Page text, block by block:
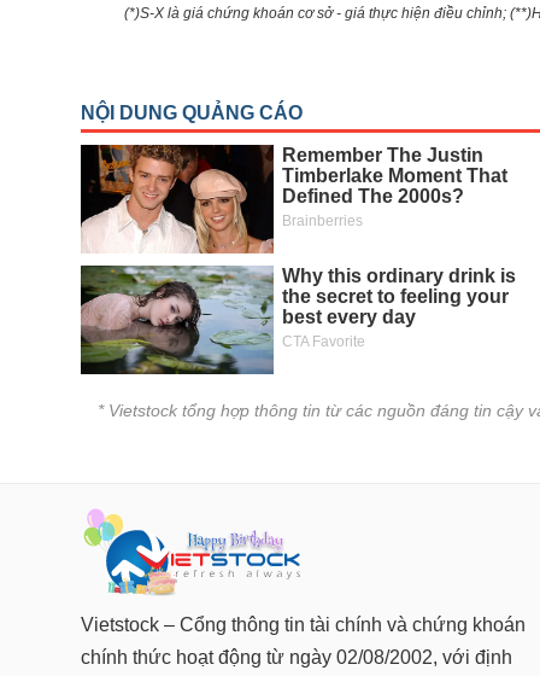
(*)S-X là giá chứng khoán cơ sở - giá thực hiện điều chỉnh;
* Vietstock tổng hợp thông tin từ các nguồn đáng tin cậy
Vietstock – Cổng thông tin tài chính và chứng khoán
chính thức hoạt động từ ngày 02/08/2002, với định